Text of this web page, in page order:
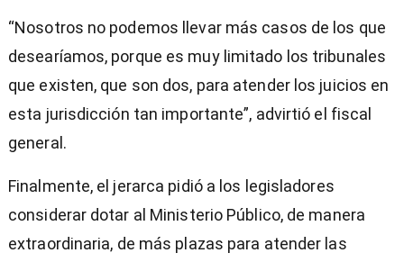
“Nosotros no podemos llevar más casos de los que
desearíamos, porque es muy limitado los tribunales
que existen, que son dos, para atender los juicios en
esta jurisdicción tan importante”, advirtió el fiscal
general.
Finalmente, el jerarca pidió a los legisladores
considerar dotar al Ministerio Público, de manera
extraordinaria, de más plazas para atender las